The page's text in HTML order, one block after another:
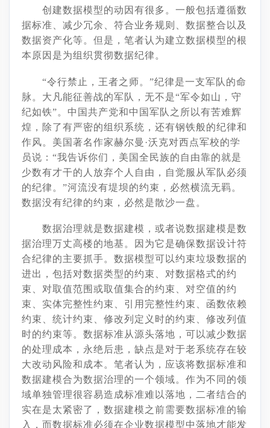
创建数据模型的动因有很多。一般包括遵循数
据标准、减少冗余、符合业务规则、数据整合以及
数据资产化等。但是，笔者认为建立数据模型的根
本原因是为组织贯彻数据纪律。
“令行禁止，王者之师。”纪律是一支军队的命
脉。大凡能征善战的军队，无不是“军令如山，守
纪如铁”。中国共产党和中国军队之所以有苦难辉
煌，除了有严密的组织系统，还有钢铁般的纪律和
作风。美国著名作家赫尔曼·沃克对西点军校的学
员说：“我告诉你们，美国全民族的自由靠的就是
少数有才干的人放弃个人自由，自觉服从军队必须
的纪律。”河流没有堤坝的约束，必然横流无羁。
数据没有纪律的约束，必然是散沙一盘。
数据治理就是数据建模，或者说数据建模是数
据治理万丈高楼的地基。因为它是确保数据设计符
合纪律的主要抓手。数据模型可以约束垃圾数据的
进出，包括对数据类型的约束、对数据格式的约
束、对取值范围或取值集合的约束、对空值的约
束、实体完整性约束、引用完整性约束、函数依赖
约束、统计约束、修改列定义时的约束、修改列值
时的约束等。数据标准从源头落地，可以减少数据
的处理成本，永绝后患，缺点是对于老系统存在较
大改动风险和成本。笔者认为，应该将数据标准和
数据建模合为数据治理的一个领域。作为不同的领
域单独管理很容易造成标准难以落地，二者结合的
实在是太紧密了，数据建模之前需要数据标准的输
入，而数据标准必须在企业数据模型中落地才能发